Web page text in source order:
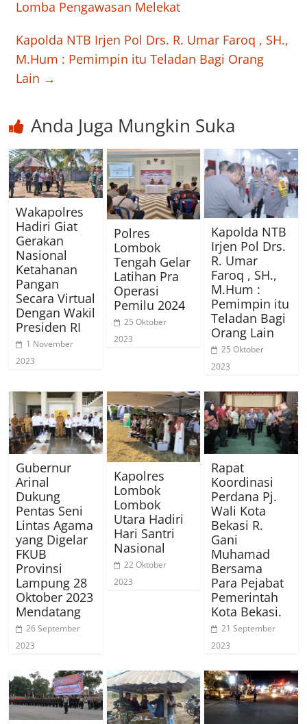
Lomba Pengawasan Melekat
Kapolda NTB Irjen Pol Drs. R. Umar Faroq , SH.,
M.Hum : Pemimpin itu Teladan Bagi Orang
Lain →
Anda Juga Mungkin Suka
Wakapolres
Hadiri Giat
Gerakan
Nasional
Ketahanan
Pangan
Secara Virtual
Dengan Wakil
Presiden RI
1 November
2023
Polres
Lombok
Tengah Gelar
Latihan Pra
Operasi
Pemilu 2024
25 Oktober
2023
Kapolda NTB
Irjen Pol Drs.
R. Umar
Faroq , SH.,
M.Hum :
Pemimpin itu
Teladan Bagi
Orang Lain
25 Oktober
2023
Gubernur
Arinal
Dukung
Pentas Seni
Lintas Agama
yang Digelar
FKUB
Provinsi
Lampung 28
Oktober 2023
Mendatang
26 September
2023
Kapolres
Lombok
Lombok
Utara Hadiri
Hari Santri
Nasional
22 Oktober
2023
Rapat
Koordinasi
Perdana Pj.
Wali Kota
Bekasi R.
Gani
Muhamad
Bersama
Para Pejabat
Pemerintah
Kota Bekasi.
21 September
2023